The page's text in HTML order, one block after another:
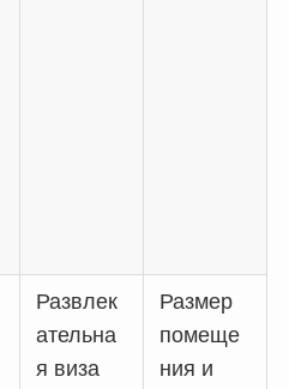
Развлек
ательна
я виза
Размер
помеще
ния и
PT
ID
VI